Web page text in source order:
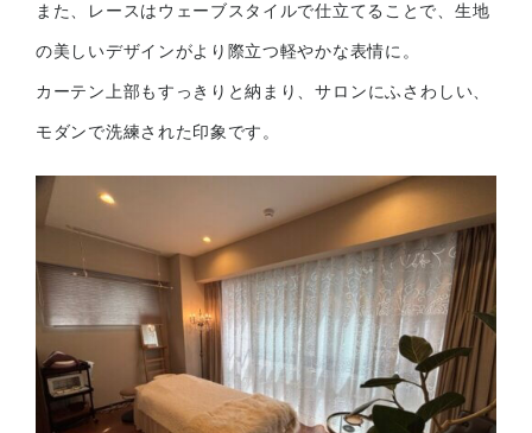
また、レースはウェーブスタイルで仕立てることで、生地
の美しいデザインがより際立つ軽やかな表情に。
カーテン上部もすっきりと納まり、サロンにふさわしい、
モダンで洗練された印象です。